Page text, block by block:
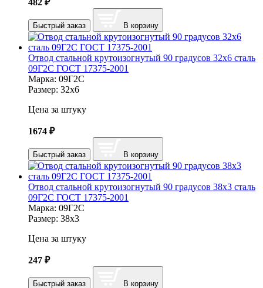
Быстрый заказ В корзину
Отвод стальной крутоизогнутый 90 градусов 32х6 сталь
09Г2С ГОСТ 17375-2001
Марка: 09Г2С
Размер: 32х6
Цена за штуку
1674 ₽
Быстрый заказ В корзину
Отвод стальной крутоизогнутый 90 градусов 38х3 сталь
09Г2С ГОСТ 17375-2001
Марка: 09Г2С
Размер: 38х3
Цена за штуку
247 ₽
Быстрый заказ В корзину